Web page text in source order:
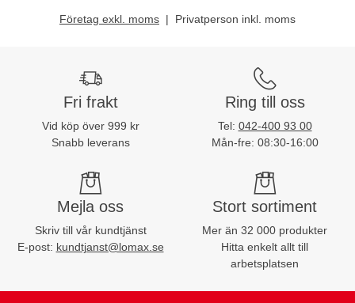
Företag exkl. moms Privatperson inkl. moms
Fri frakt
Vid köp över 999 kr
Snabb leverans
Ring till oss
Tel: 042-400 93 00
Mån-fre: 08:30-16:00
Mejla oss
Skriv till vår kundtjänst
E-post: kundtjanst@lomax.se
Stort sortiment
Mer än 32 000 produkter
Hitta enkelt allt till
arbetsplatsen